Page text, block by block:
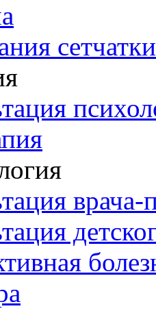
сетчатки
врача-